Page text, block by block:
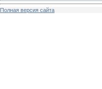
Полная версия сайта